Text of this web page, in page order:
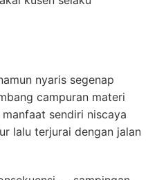
nyaris segenap
campuran materi
sendiri niscaya
lalu terjurai dengan jalan